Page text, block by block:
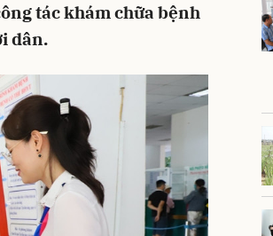
tác khám chữa bệnh
dân.